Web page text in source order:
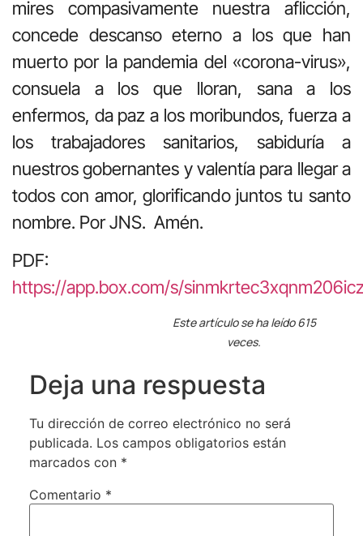
mires compasivamente nuestra aflicción,
concede descanso eterno a los que han
muerto por la pandemia del «corona-virus»,
consuela a los que lloran, sana a los
enfermos, da paz a los moribundos, fuerza a
los trabajadores sanitarios, sabiduría a
nuestros gobernantes y valentía para llegar a
todos con amor, glorificando juntos tu santo
nombre. Por JNS. Amén.
PDF:
https://app.box.com/s/
Este artículo se ha leído 615
veces.
Deja una respuesta
Tu dirección de correo electrónico no será
publicada. Los campos obligatorios están
marcados con *
Comentario *